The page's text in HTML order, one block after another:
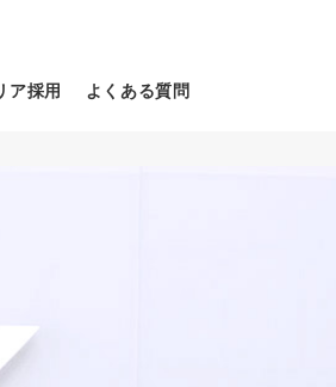
事業の立ち上げに挑む
グラフで見る社員像
ア採用 よくある質問